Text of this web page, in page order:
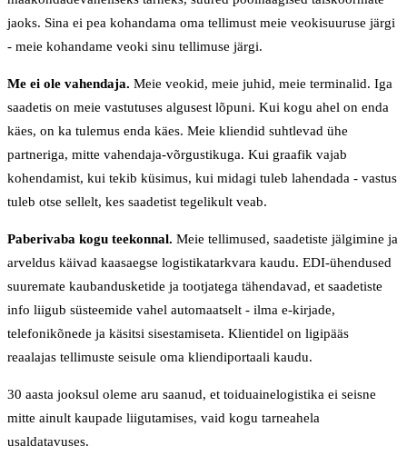
jaoks. Sina ei pea kohandama oma tellimust meie veokisuuruse järgi
- meie kohandame veoki sinu tellimuse järgi.
Me ei ole vahendaja. Meie veokid, meie juhid, meie terminalid. Iga
saadetis on meie vastutuses algusest lõpuni. Kui kogu ahel on enda
käes, on ka tulemus enda käes. Meie kliendid suhtlevad ühe
partneriga, mitte vahendaja-võrgustikuga. Kui graafik vajab
kohendamist, kui tekib küsimus, kui midagi tuleb lahendada - vastus
tuleb otse sellelt, kes saadetist tegelikult veab.
Paberivaba kogu teekonnal. Meie tellimused, saadetiste jälgimine ja
arveldus käivad kaasaegse logistikatarkvara kaudu. EDI-ühendused
suuremate kaubandusketide ja tootjatega tähendavad, et saadetiste
info liigub süsteemide vahel automaatselt - ilma e-kirjade,
telefonikõnede ja käsitsi sisestamiseta. Klientidel on ligipääs
reaalajas tellimuste seisule oma kliendiportaali kaudu.
30 aasta jooksul oleme aru saanud, et toiduainelogistika ei seisne
mitte ainult kaupade liigutamises, vaid kogu tarneahela
usaldatavuses.